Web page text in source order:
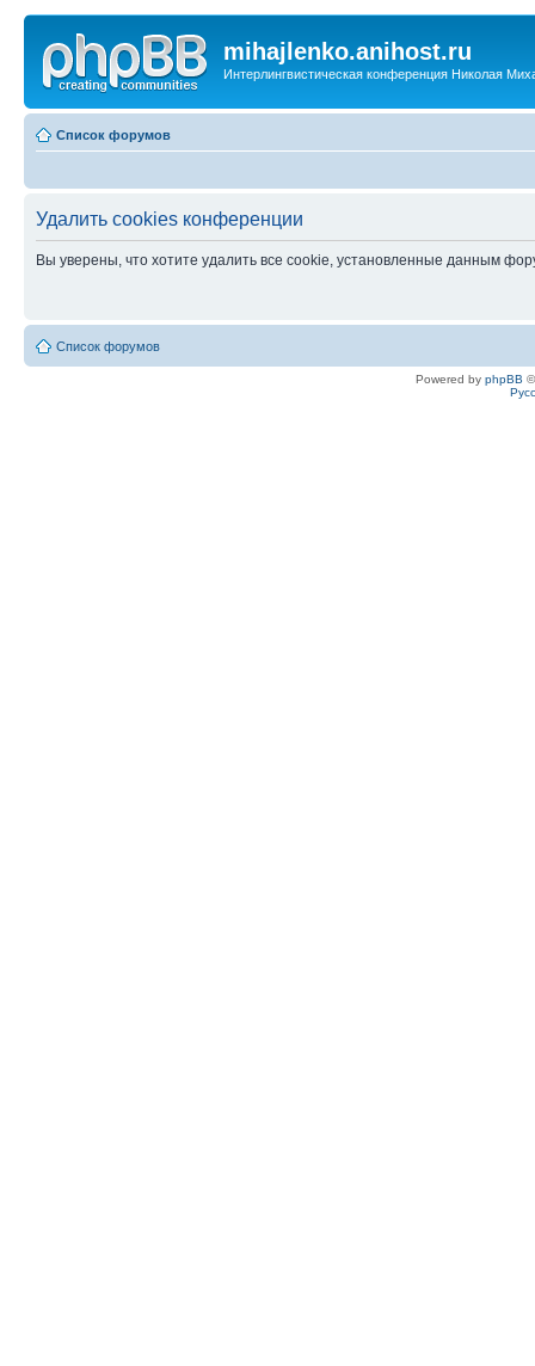
mihajlenko.anihost.ru
Интерлингвистическая конференция Николая
Список форумов
Удалить cookies конференции
Вы уверены, что хотите удалить все cookie, установленные данным
Список форумов
Powered by phpBB